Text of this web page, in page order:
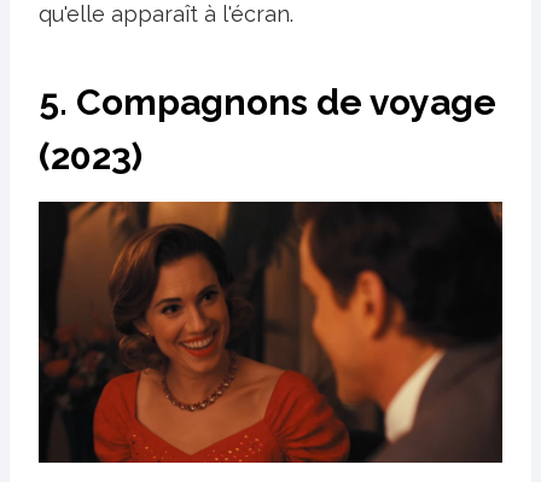
qu'elle apparaît à l'écran.
5. Compagnons de voyage
(2023)